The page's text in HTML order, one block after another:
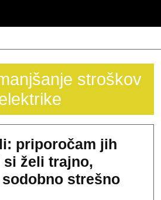
stroškov
priporočam jih
želi trajno,
strešno